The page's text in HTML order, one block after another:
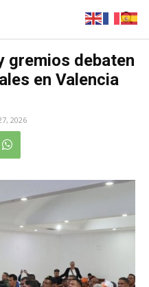
gremios debaten
en Valencia
2026